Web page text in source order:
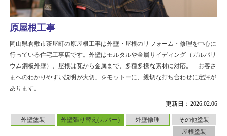
更新日：2026.02.06
外壁塗装 外壁張り替え(カバー) 外壁修理
その他塗装
屋根塗装
原屋根工事
岡山県倉敷市茶屋町の原屋根工事は外壁・屋根のリフォーム・修理を中心に
行っている住宅工事店です。外壁はモルタルや金属サイディング（ガルバリ
ウム鋼板外壁）、屋根は瓦から金属まで、多種多様な素材に対応。「お客さ
まへのわかりやすい説明が大切」をモットーに、親切な打ち合わせに定評が
あります。